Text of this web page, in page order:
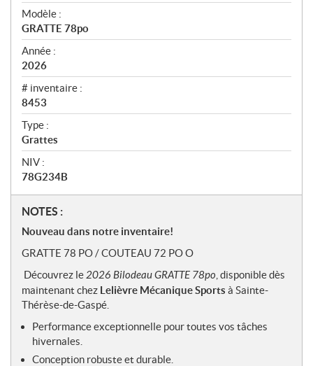
u
Modèle :
GRATTE 78po
Année :
2026
# inventaire :
8453
Type :
Grattes
NIV :
78G234B
N
o
e
s
NOTES :
Nouveau dans notre inventaire!
GRATTE 78 PO / COUTEAU 72 PO O
Découvrez le2026 Bilodeau GRATTE 78po , disponible dès
maintenant chez Lelièvre Mécanique Sports à Sainte-
Thérèse-de-Gaspé.
Performance exceptionnelle pour toutes vos tâches
hivernales.
Conception robuste et durable.